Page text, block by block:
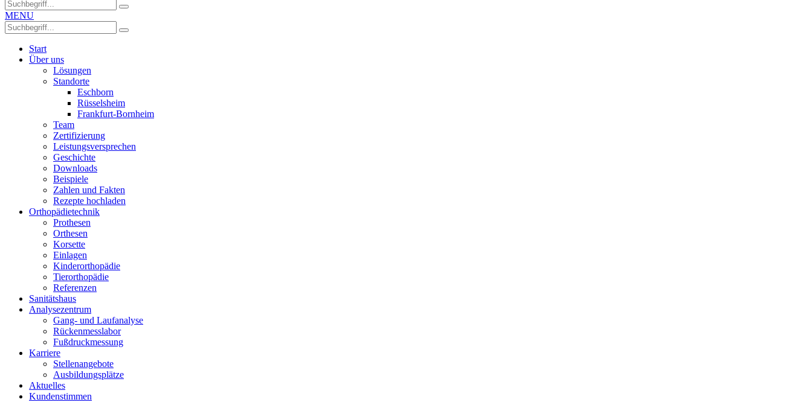
MENU
Start
Über uns
Lösungen
Standorte
Eschborn
Rüsselsheim
Frankfurt-Bornheim
Team
Zertifizierung
Leistungsversprechen
Geschichte
Downloads
Beispiele
Zahlen und Fakten
Rezepte hochladen
Orthopädietechnik
Prothesen
Orthesen
Korsette
Einlagen
Kinderorthopädie
Tierorthopädie
Referenzen
Sanitätshaus
Analysezentrum
Gang- und Laufanalyse
Rückenmesslabor
Fußdruckmessung
Karriere
Stellenangebote
Ausbildungsplätze
Aktuelles
Kundenstimmen